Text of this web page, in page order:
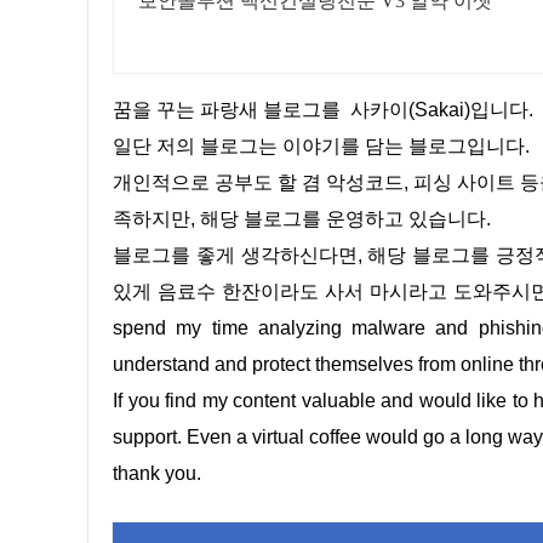
꿈을 꾸는 파랑새 블로그를 사카이(Sakai)입니다.
일단 저의 블로그는 이야기를 담는 블로그입니다.
개인적으로 공부도 할 겸 악성코드, 피싱 사이트
족하지만, 해당 블로그를 운영하고 있습니다.
블로그를 좋게 생각하신다면, 해당 블로그를 긍정적으로 평가하고 계신다면, 금액은 상관없이 블로그가 발전할 수가
있게 음료수 한잔이라도 사서 마시라고 도와주
spend my time analyzing malware and
understand and protect themselves from online
If you find my content valuable and would like to
support. Even a virtual coffee would go a long
thank you.